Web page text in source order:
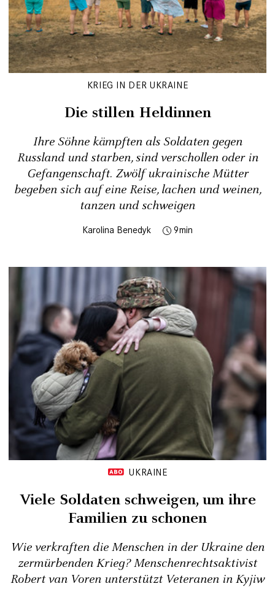
KRIEG IN DER UKRAINE
Die stillen Heldinnen
Ihre Söhne kämpften als Soldaten gegen
Russland und starben, sind verschollen oder in
Gefangenschaft. Zwölf ukrainische Mütter
begeben sich auf eine Reise, lachen und weinen,
tanzen und schweigen
Karolina Benedyk 9
UKRAINE
Viele Soldaten schweigen, um ihre
Familien zu schonen
Wie verkraften die Menschen in der Ukraine den
zermürbenden Krieg? Menschenrechtsaktivist
Robert van Voren unterstützt Veteranen in Kyjiw